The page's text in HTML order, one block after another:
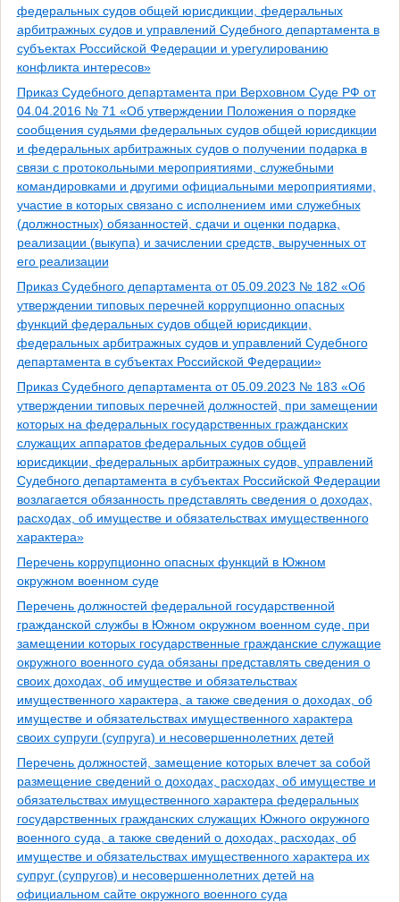
федеральных судов общей юрисдикции, федеральных
арбитражных судов и управлений Судебного департамента в
субъектах Российской Федерации и урегулированию
конфликта интересов»
Приказ Судебного департамента при Верховном Суде РФ от
04.04.2016 № 71 «Об утверждении Положения о порядке
сообщения судьями федеральных судов общей юрисдикции
и федеральных арбитражных судов о получении подарка в
связи с протокольными мероприятиями, служебными
командировками и другими официальными мероприятиями,
участие в которых связано с исполнением ими служебных
(должностных) обязанностей, сдачи и оценки подарка,
реализации (выкупа) и зачислении средств, вырученных от
его реализации
Приказ Судебного департамента от 05.09.2023 № 182 «Об
утверждении типовых перечней коррупционно опасных
функций федеральных судов общей юрисдикции,
федеральных арбитражных судов и управлений Судебного
департамента в субъектах Российской Федерации»
Приказ Судебного департамента от 05.09.2023 № 183 «Об
утверждении типовых перечней должностей, при замещении
которых на федеральных государственных гражданских
служащих аппаратов федеральных судов общей
юрисдикции, федеральных арбитражных судов, управлений
Судебного департамента в субъектах Российской Федерации
возлагается обязанность представлять сведения о доходах,
расходах, об имуществе и обязательствах имущественного
характера»
Перечень коррупционно опасных функций в Южном
окружном военном суде
Перечень должностей федеральной государственной
гражданской службы в Южном окружном военном суде, при
замещении которых государственные гражданские служащие
окружного военного суда обязаны представлять сведения о
своих доходах, об имуществе и обязательствах
имущественного характера, а также сведения о доходах, об
имуществе и обязательствах имущественного характера
своих супруги (супруга) и несовершеннолетних детей
Перечень должностей, замещение которых влечет за собой
размещение сведений о доходах, расходах, об имуществе и
обязательствах имущественного характера федеральных
государственных гражданских служащих Южного окружного
военного суда, а также сведений о доходах, расходах, об
имуществе и обязательствах имущественного характера их
супруг (супругов) и несовершеннолетних детей на
официальном сайте окружного военного суда